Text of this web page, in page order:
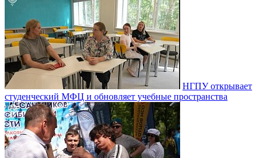
НГПУ открывает
студенческий МФЦ и обновляет учебные пространства